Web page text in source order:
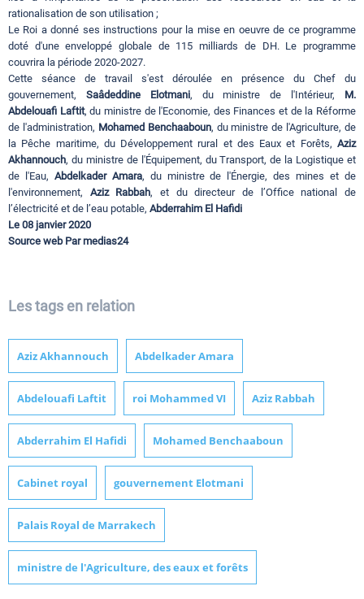
rationalisation de son utilisation ;
Le Roi a donné ses instructions pour la mise en oeuvre de ce programme
doté d'une enveloppé globale de 115 milliards de DH. Le programme
couvrira la période 2020-2027.
Cette séance de travail s'est déroulée en présence du Chef du
gouvernement, Saâdeddine Elotmani, du ministre de l'Intérieur, M.
Abdelouafi Laftit, du ministre de l'Economie, des Finances et de la Réforme
de l'administration, Mohamed Benchaaboun, du ministre de l'Agriculture, de
la Pêche maritime, du Développement rural et des Eaux et Forêts, Aziz
Akhannouch, du ministre de l'Équipement, du Transport, de la Logistique et
de l'Eau, Abdelkader Amara, du ministre de l'Énergie, des mines et de
l'environnement, Aziz Rabbah, et du directeur de l’Office national de
l’électricité et de l’eau potable, Abderrahim El Hafidi
Le 08 janvier 2020
Source web Par medias24
Les tags en relation
Aziz Akhannouch Abdelkader Amara
Abdelouafi Laftit roi Mohammed VI Aziz Rabbah
Abderrahim El Hafidi Mohamed Benchaaboun
Cabinet royal gouvernement Elotmani
Palais Royal de Marrakech
ministre de l'Agriculture, des eaux et forêts